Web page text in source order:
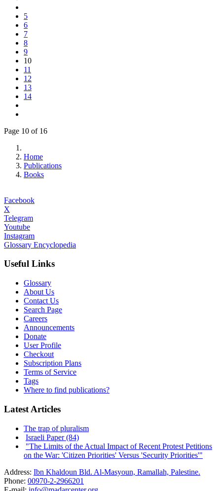
5
6
7
8
9
10
11
12
13
14
Page 10 of 16
Home
Publications
Books
Facebook
X
Telegram
Youtube
Instagram
Glossary Encyclopedia
Useful Links
Glossary
About Us
Contact Us
Search Page
Careers
Announcements
Donate
User Profile
Checkout
Subscription Plans
Terms of Service
Tags
Where to find publications?
Latest Articles
The trap of pluralism
Israeli Paper (84)
"The Limits of the Actual Impact of Recent Protest Petitions
on the War: 'Citizen Priorities' Versus 'Security Priorities'"
Address: Ibn Khaldoun Bld. Al-Masyoun, Ramallah, Palestine.
Phone: 00970-2-2966201